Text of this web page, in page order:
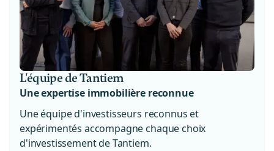
L'équipe de Tantiem
Une expertise immobilière reconnue
Une équipe d'investisseurs reconnus et
expérimentés accompagne chaque choix
d'investissement de Tantiem.